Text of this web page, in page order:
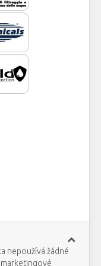
nepoužívá žádné